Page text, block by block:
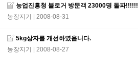
농업진흥청 블로거 방문객 23000명 돌파!!!!!!
농장지기 | 2008-08-31
5kg상자를 개선하였읍니다.
농장지기 | 2008-08-27